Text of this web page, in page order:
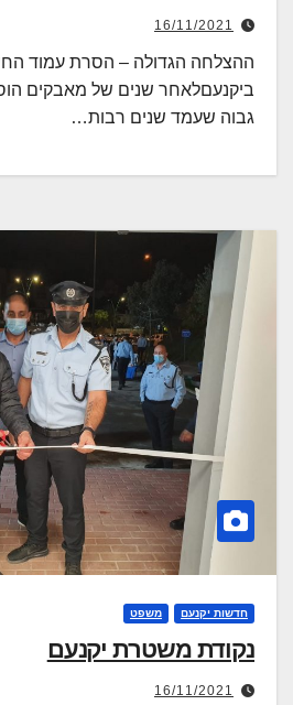
16/11/2021
ההצלחה הגדולה – הסרת עמוד
ביקנעםלאחר שנים של מאבקים
גבוה שעמד שנים רבות…
חדשות יקנעם משפט
נקודת משטרת יקנעם
16/11/2021